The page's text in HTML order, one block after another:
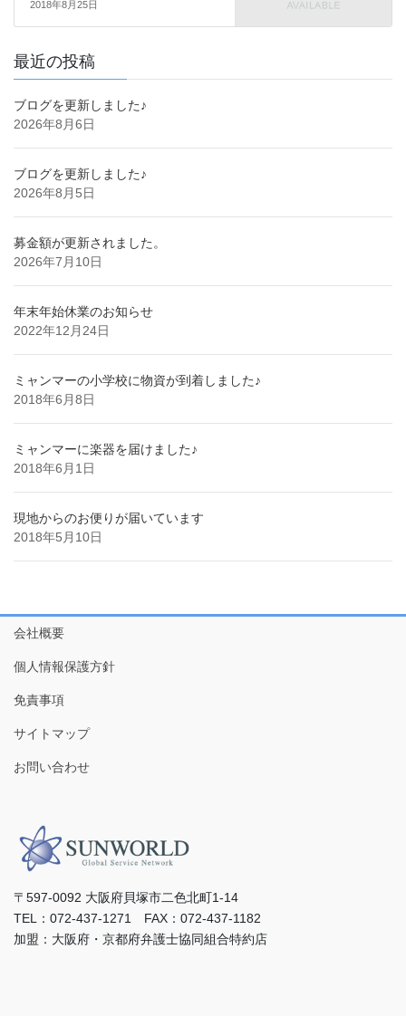
2018年8月25日
最近の投稿
ブログを更新しました♪
2026年8月6日
ブログを更新しました♪
2026年8月5日
募金額が更新されました。
2026年7月10日
年末年始休業のお知らせ
2022年12月24日
ミャンマーの小学校に物資が到着しました♪
2018年6月8日
ミャンマーに楽器を届けました♪
2018年6月1日
現地からのお便りが届いています
2018年5月10日
会社概要
個人情報保護方針
免責事項
サイトマップ
お問い合わせ
〒597-0092 ⼤阪府⾙塚市⼆⾊北町1-14
TEL：072-437-1271 FAX：072-437-1182
加盟：⼤阪府・京都府弁護⼠協同組合特約店